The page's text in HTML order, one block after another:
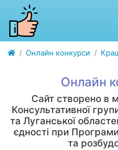
Онлайн конкурси
Онлайн
Сайт створено в
Консультативної
та Луганської
єдності при
та